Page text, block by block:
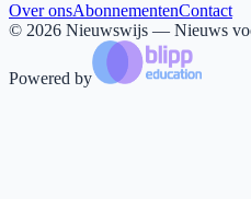
Over onsAbonnementenContact
© 2026 Nieuwswijs — Nieuws
Powered by